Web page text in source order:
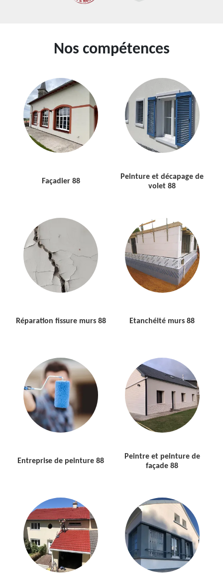
Nos compétences
Façadier 88
Peinture et décapage de
volet 88
Réparation fissure murs 88 Etanchéité murs 88
Entreprise de peinture 88
Peintre et peinture de
façade 88